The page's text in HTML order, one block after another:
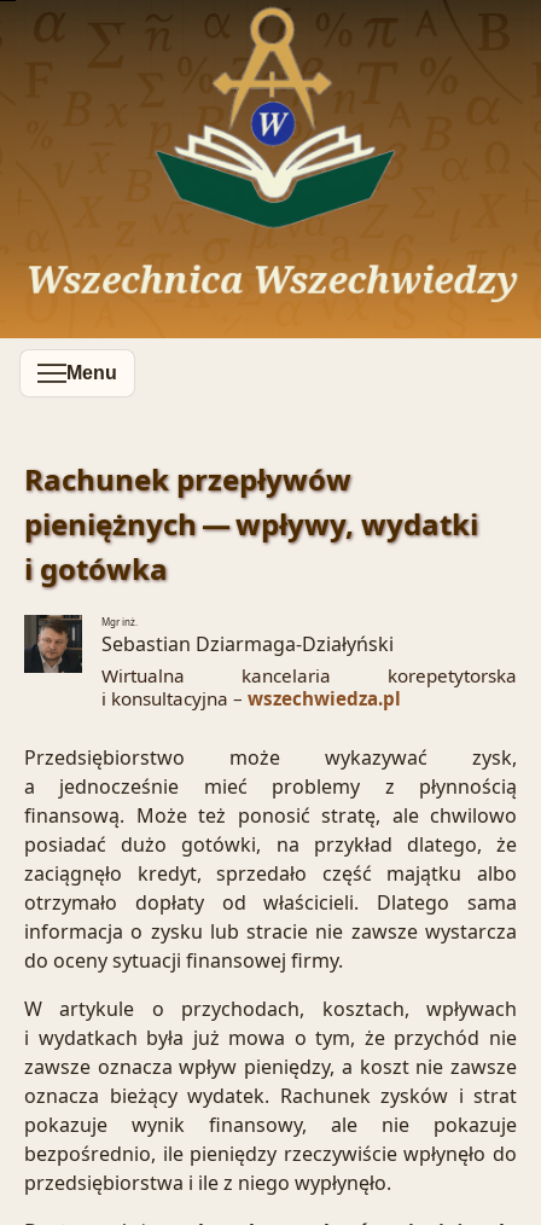
Menu
Rachunek przepływów
pieniężnych — wpływy, wydatki
i gotówka
Mgr inż.
Sebastian Dziarmaga-Działyński
Wirtualna kancelaria korepetytorska
i konsultacyjna – wszechwiedza.pl
Przedsiębiorstwo może wykazywać zysk,
a jednocześnie mieć problemy z płynnością
finansową. Może też ponosić stratę, ale chwilowo
posiadać dużo gotówki, na przykład dlatego, że
zaciągnęło kredyt, sprzedało część majątku albo
otrzymało dopłaty od właścicieli. Dlatego sama
informacja o zysku lub stracie nie zawsze wystarcza
do oceny sytuacji finansowej firmy.
W artykule o przychodach, kosztach, wpływach
i wydatkach była już mowa o tym, że przychód nie
zawsze oznacza wpływ pieniędzy, a koszt nie zawsze
oznacza bieżący wydatek. Rachunek zysków i strat
pokazuje wynik finansowy, ale nie pokazuje
bezpośrednio, ile pieniędzy rzeczywiście wpłynęło do
przedsiębiorstwa i ile z niego wypłynęło.